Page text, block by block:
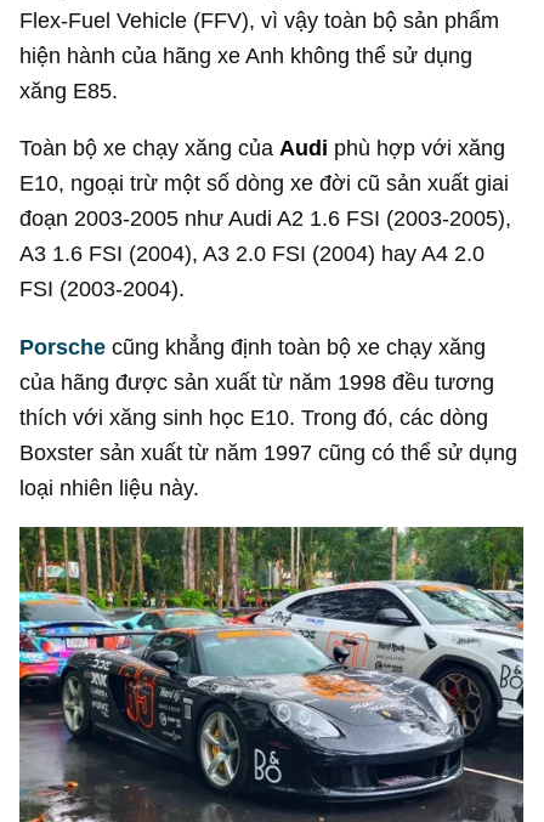
Flex-Fuel Vehicle (FFV), vì vậy toàn bộ sản phẩm
hiện hành của hãng xe Anh không thể sử dụng
xăng E85.
Toàn bộ xe chạy xăng củaAudi phù hợp với xăng
E10, ngoại trừ một số dòng xe đời cũ sản xuất giai
đoạn 2003-2005 như Audi A2 1.6 FSI (2003-2005),
A3 1.6 FSI (2004), A3 2.0 FSI (2004) hay A4 2.0
FSI (2003-2004).
Porsche cũng khẳng định toàn bộ xe chạy xăng
của hãng được sản xuất từ năm 1998 đều tương
thích với xăng sinh học E10. Trong đó, các dòng
Boxster sản xuất từ năm 1997 cũng có thể sử dụng
loại nhiên liệu này.